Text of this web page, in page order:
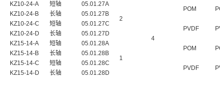
KZ10-24-A 短轴 05.01.27A
2
4
POM
KZ10-24-B 长轴
05.01.27B
KZ10-24-C
短轴 05.01.27C
PVDF
KZ10-24-D 长轴
05.01.27D
KZ15-14-A
短轴 05.01.28A
1
POM
KZ15-14-B 长轴
05.01.28B
KZ15-14-C
短轴 05.01.28C
PVDF
KZ15-14-D 长轴 05.01.28D